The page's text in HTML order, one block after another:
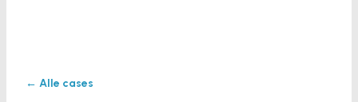
← Alle cases